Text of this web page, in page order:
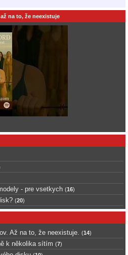
na to, že neexistuje
- pre vsetkych (16)
(20)
Až na to, že neexistuje. (14)
k několika sítím (7)